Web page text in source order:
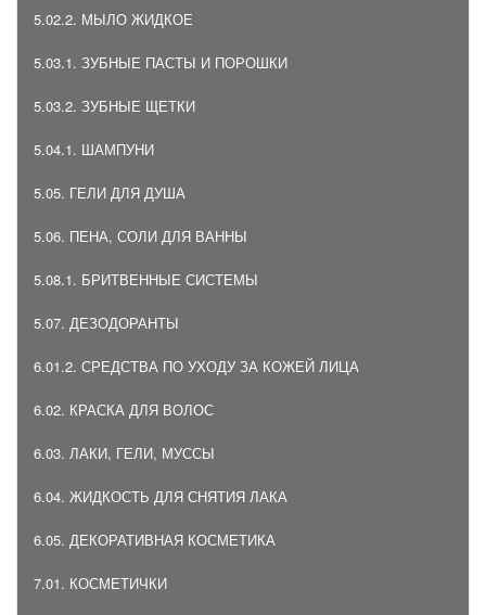
5.02.2. МЫЛО ЖИДКОЕ
5.03.1. ЗУБНЫЕ ПАСТЫ И ПОРОШКИ
5.03.2. ЗУБНЫЕ ЩЕТКИ
5.04.1. ШАМПУНИ
5.05. ГЕЛИ ДЛЯ ДУША
5.06. ПЕНА, СОЛИ ДЛЯ ВАННЫ
5.08.1. БРИТВЕННЫЕ СИСТЕМЫ
5.07. ДЕЗОДОРАНТЫ
6.01.2. СРЕДСТВА ПО УХОДУ ЗА КОЖЕЙ ЛИЦА
6.02. КРАСКА ДЛЯ ВОЛОС
6.03. ЛАКИ, ГЕЛИ, МУССЫ
6.04. ЖИДКОСТЬ ДЛЯ СНЯТИЯ ЛАКА
6.05. ДЕКОРАТИВНАЯ КОСМЕТИКА
7.01. КОСМЕТИЧКИ